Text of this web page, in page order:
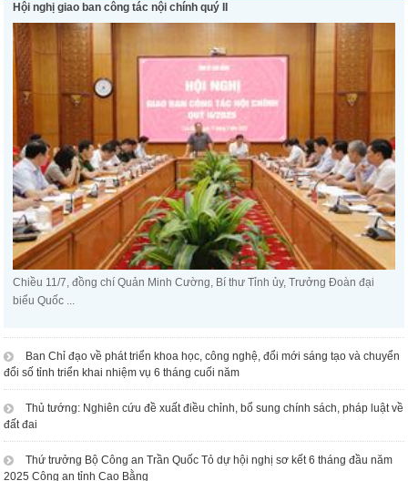
Hội nghị giao ban công tác nội chính quý II
Chiều 11/7, đồng chí Quản Minh Cường, Bí thư Tỉnh ủy, Trưởng Đoàn đại
biểu Quốc ...
Ban Chỉ đạo về phát triển khoa học, công nghệ, đổi mới sáng tạo và chuyển
đổi số tỉnh triển khai nhiệm vụ 6 tháng cuối năm
Thủ tướng: Nghiên cứu đề xuất điều chỉnh, bổ sung chính sách, pháp luật về
đất đai
Thứ trưởng Bộ Công an Trần Quốc Tỏ dự hội nghị sơ kết 6 tháng đầu năm
2025 Công an tỉnh Cao Bằng